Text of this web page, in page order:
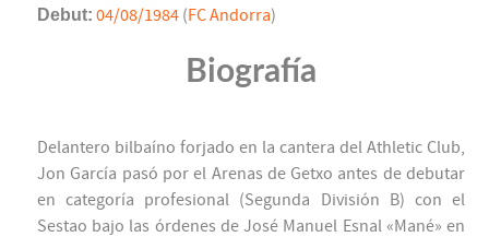
Debut: 04/08/1984 (FC Andorra)
Biografía
Delantero bilbaíno forjado en la cantera del Athletic Club,
Jon García pasó por el Arenas de Getxo antes de debutar
en categoría profesional (Segunda División B) con el
Sestao bajo las órdenes de José Manuel Esnal «Mané» en